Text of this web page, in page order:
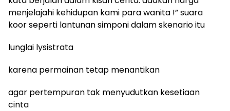
menjelajahi kehidupan kami para wanita !” suara
koor seperti lantunan simponi dalam skenario itu
lunglai lysistrata
karena permainan tetap menantikan
agar pertempuran tak menyudutkan kesetiaan
cinta